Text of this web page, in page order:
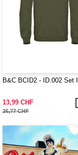
B&C BCID2 - ID.002 Set
13,99 CHF
26,77 CHF